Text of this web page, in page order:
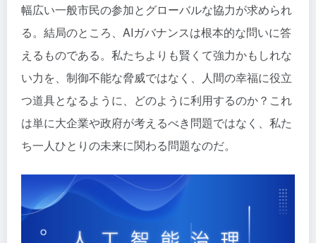
幅広い一般市民の参加とグローバルな協力が求められ
る。結局のところ、AIガバナンスは根本的な問いに答
えるものである。私たちよりも賢くて強力かもしれな
い力を、制御不能な脅威ではなく、人間の幸福に役立
つ道具となるように、どのように利用するのか？これ
は単に大企業や政府が考えるべき問題ではなく、私た
ち一人ひとりの未来に関わる問題なのだ。